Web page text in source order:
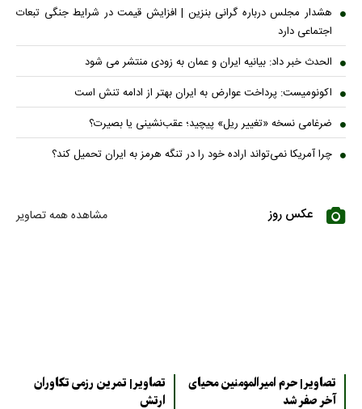
هشدار مجلس درباره گرانی بنزین | افزایش قیمت در شرایط جنگی تبعات
اجتماعی دارد
الحدث خبر داد: بیانیه ایران و عمان به زودی منتشر می شود
اکونومیست: پرداخت عوارض به ایران بهتر از ادامه تنش است
ضرغامی نسخه «تغییر ریل» پیچید؛ عقب‌نشینی یا بصیرت؟
چرا آمریکا نمی‌تواند اراده خود را در تنگه هرمز به ایران تحمیل کند؟
عکس روز مشاهده همه تصاویر
تصاویر| حرم امیرالمومنین محیای
آخر صفر شد
تصاویر| تمرین رزمی تکاوران
ارتش